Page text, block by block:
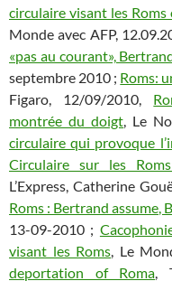
circulaire visant les
Monde avec AFP,
«pas au courant»,
septembre 2010 ; Roms:
Figaro, 12/09/2010,
montrée du doigt, Le
circulaire qui provoque
Circulaire sur les
L’Express, Catherine
Roms : Bertrand assume,
13-09-2010 ;
visant les Roms, Le
deportation of Roma,